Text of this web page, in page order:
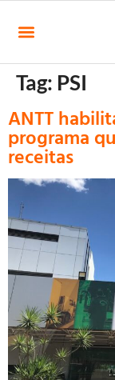
Tag: PSI
ANTT
programa
receitas